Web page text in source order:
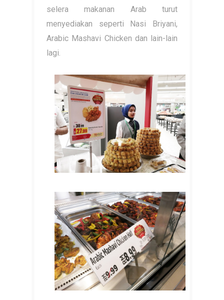
selera makanan Arab turut
menyediakan seperti Nasi Briyani,
Arabic Mashavi Chicken dan lain-lain
lagi.